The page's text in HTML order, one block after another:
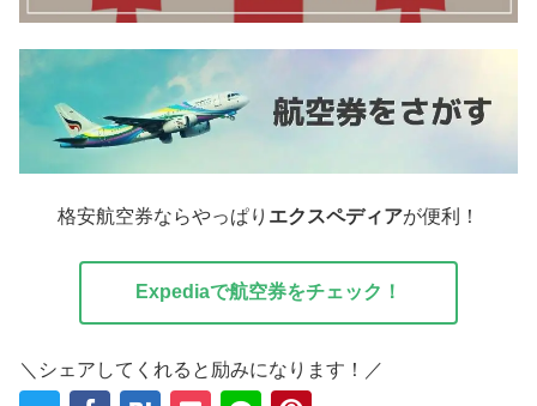
格安航空券ならやっぱり エクスペディアが便利！
Expediaで航空券をチェック！
＼シェアしてくれると励みになります！／